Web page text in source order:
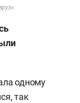
одному
так